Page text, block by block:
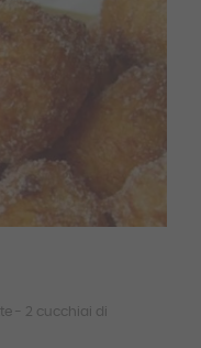
- 2 cucchiai di